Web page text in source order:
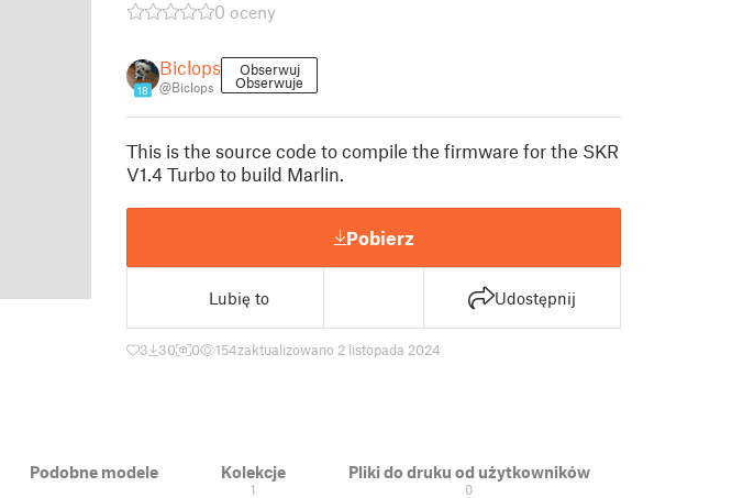
0 oceny
18
Biclops
@Biclops
Obserwuj
Obserwuje
This is the source code to compile the firmware for the SKR
V1.4 Turbo to build Marlin.
Pobierz
Lubię to Udostępnij
3 30 0 154zaktualizowano 2 listopada 2024
Podobne modele Kolekcje
1
Pliki do druku od użytkowników
0